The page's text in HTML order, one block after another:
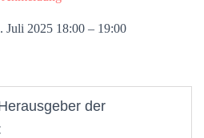
Juli 2025 18:00 – 19:00
der